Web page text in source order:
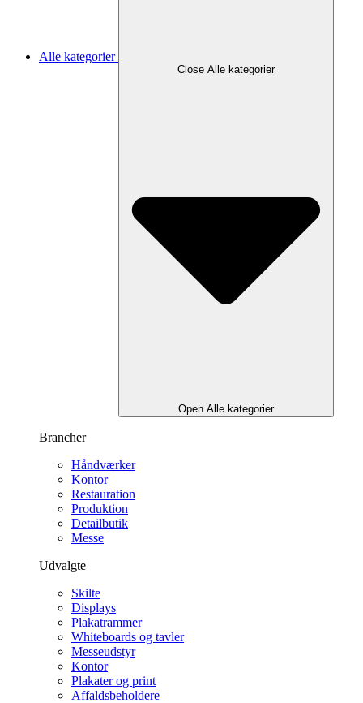
Alle kategorier
Close Alle kategorier
Open Alle kategorier
Brancher
Håndværker
Kontor
Restauration
Produktion
Detailbutik
Messe
Udvalgte
Skilte
Displays
Plakatrammer
Whiteboards og tavler
Messeudstyr
Kontor
Plakater og print
Affaldsbeholdere